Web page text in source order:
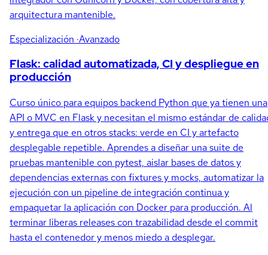
arquitectura mantenible.
Especialización ·Avanzado
Flask: calidad automatizada, CI y despliegue en
producción
Curso único para equipos backend Python que ya tienen una
API o MVC en Flask y necesitan el mismo estándar de
y entrega que en otros stacks: verde en CI y artefacto
desplegable repetible. Aprendes a diseñar una suite de
pruebas mantenible con pytest, aislar bases de datos y
dependencias externas con fixtures y mocks, automatizar la
ejecución con un pipeline de integración continua y
empaquetar la aplicación con Docker para producción. Al
terminar liberas releases con trazabilidad desde el commit
hasta el contenedor y menos miedo a desplegar.